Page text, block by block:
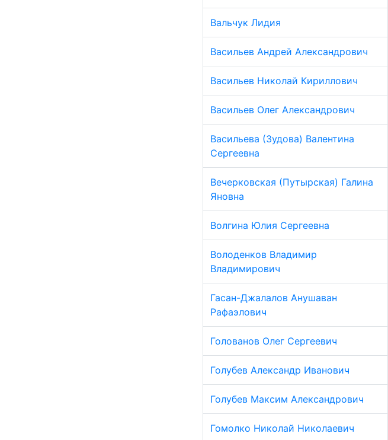
Вальчук Лидия
Васильев Андрей Александрович
Васильев Николай Кириллович
Васильев Олег Александрович
Васильева (Зудова) Валентина
Сергеевна
Вечерковская (Путырская) Галина
Яновна
Волгина Юлия Сергеевна
Володенков Владимир
Владимирович
Гасан-Джалалов Анушаван
Рафаэлович
Голованов Олег Сергеевич
Голубев Александр Иванович
Голубев Максим Александрович
Гомолко Николай Николаевич